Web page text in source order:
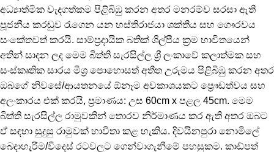
අධ්‍යාත්මික වැදගත්කම පිළිබිඹු කරන අතර මනරම්ව සරසා ඇති
පූජනීය කරඬුව රැගෙන යන හස්තිරාජයා ශක්තිය සහ ගෞරවය
සංකේතවත් කරයි. සාම්ප්‍රදායික බතික් ශිල්පීය ක්‍රම භාවිතයෙන්
අතින් සාදන ලද මෙම බිත්ති සැරසිල්ල ශ්‍රී ලංකාවේ කලාත්මක සහ
සංස්කෘතික සාරය මිශ්‍ර පොහොසත් අතීත උරුමය පිළිබිඹු කරන අතර
ඔබගේ නිවසේ/ආයතනයේ ඕනෑම අවකාශයකට ප්‍රෞඩත්වය සහ
අලංකාරය එක් කරයි, ප්‍රමාණය: උස 60cm x පළල 45cm. මෙම
බිත්ති සැරසිල්ල රාමුවකින් තොරව නිර්මාණය කර ඇති අතර ඔබට
ඒ සඳහා සුදුසු රාමුවක් භාවිතා කළ හැකිය. දිවයිනපුරා නොමිලේ
බෙදාහැරීම/විදෙස් රටවලට ගෙන්වාගැනීමේ පහසුකම. කාඩ්පත්